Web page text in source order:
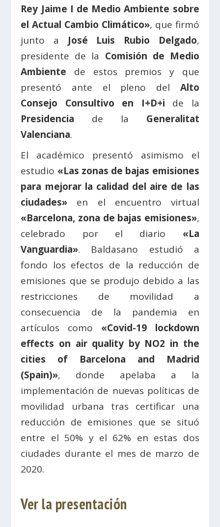
Rey Jaime I de Medio Ambiente sobre
el Actual Cambio Climático», que firmó
junto a José Luis Rubio Delgado,
presidente de la Comisión de Medio
Ambiente de estos premios y que
presentó ante el pleno del Alto
Consejo Consultivo en I+D+i de la
Presidencia de la Generalitat
Valenciana.
El académico presentó asimismo el
estudio «Las zonas de bajas emisiones
para mejorar la calidad del aire de las
ciudades» en el encuentro virtual
«Barcelona, zona de bajas emisiones»,
celebrado por el diario «La
Vanguardia». Baldasano estudió a
fondo los efectos de la reducción de
emisiones que se produjo debido a las
restricciones de movilidad a
consecuencia de la pandemia en
artículos como «Covid-19 lockdown
effects on air quality by NO2 in the
cities of Barcelona and Madrid
(Spain)», donde apelaba a la
implementación de nuevas políticas de
movilidad urbana tras certificar una
reducción de emisiones que se situó
entre el 50% y el 62% en estas dos
ciudades durante el mes de marzo de
2020.
Ver la presentación